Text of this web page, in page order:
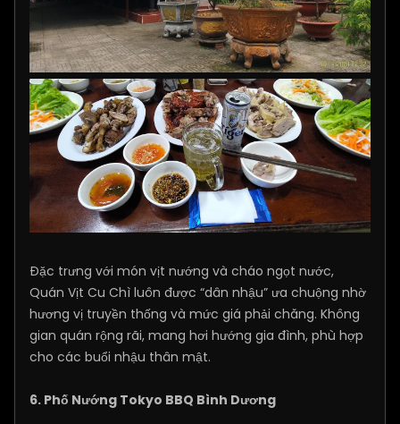
Đặc trưng với món vịt nướng và cháo ngọt nước,
Quán Vịt Cu Chì luôn được “dân nhậu” ưa chuộng nhờ
hương vị truyền thống và mức giá phải chăng. Không
gian quán rộng rãi, mang hơi hướng gia đình, phù hợp
cho các buổi nhậu thân mật.
6. Phố Nướng Tokyo BBQ Bình Dương